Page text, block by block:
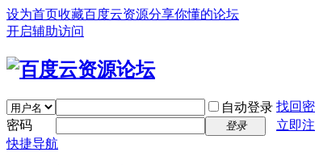
设为首页收藏百度云资源分享你懂的论坛
开启辅助访问
自动登录 找回
密码
登录
立即
快捷导航